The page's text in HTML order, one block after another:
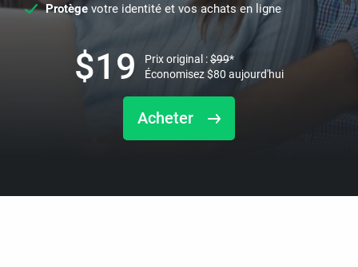
Protège votre identité et vos achats en ligne
Acheter
$19 Prix original :$99*
Économisez$80 aujourd'hui